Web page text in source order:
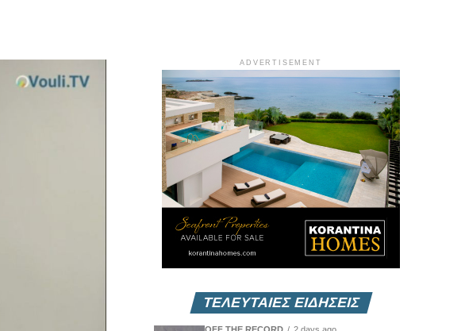
ADVERTISEMENT
ΤΕΛΕΥΤΑΙΕΣ ΕΙΔΗΣΕΙΣ